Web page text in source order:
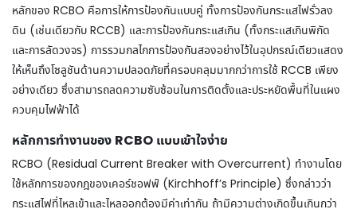
หลักของ RCBO คือการให้การป้องกันแบบคู่ ทั้งการป้องกันกระแสไฟรั่วลง
ดิน (เช่นเดียวกับ RCCB) และการป้องกันกระแสเกิน (ทั้งกระแสเกินพิกัด
และการลัดวงจร) การรวมกลไกการป้องกันสองอย่างไว้ในอุปกรณ์เดียวแสดง
ให้เห็นถึงโซลูชันด้านความปลอดภัยที่ครอบคลุมมากกว่าการใช้ RCCB เพียง
อย่างเดียว ซึ่งสามารถลดความซับซ้อนในการติดตั้งและประหยัดพื้นที่ในแผง
ควบคุมไฟฟ้าได้
หลักการทำงานของ RCBO แบบเข้าใจง่าย
RCBO (Residual Current Breaker with Overcurrent) ทำงานโดย
ใช้หลักการของกฎของเคอร์ชอฟฟ์ (Kirchhoff’s Principle) ซึ่งกล่าวว่า
กระแสไฟที่ไหลเข้าและไหลออกต้องมีค่าเท่ากัน ถ้ามีความต่างเกิดขึ้นเกินกว่า